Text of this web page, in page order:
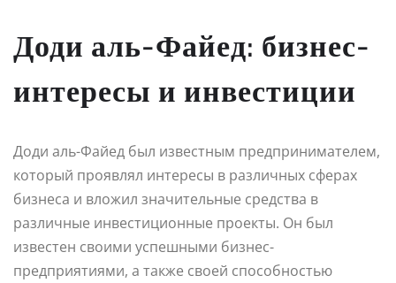
Доди аль-Файед: бизнес-
интересы и инвестиции
Доди аль-Файед был известным предпринимателем,
который проявлял интересы в различных сферах
бизнеса и вложил значительные средства в
различные инвестиционные проекты. Он был
известен своими успешными бизнес-
предприятиями, а также своей способностью